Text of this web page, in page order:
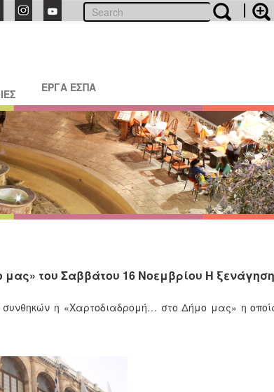
ΕΡΓΑ ΕΣΠΑ
του Σαββάτου 16 Νοεμβρίου Η
η «Χαρτοδιαδρομή… στο Δήμο μας» η